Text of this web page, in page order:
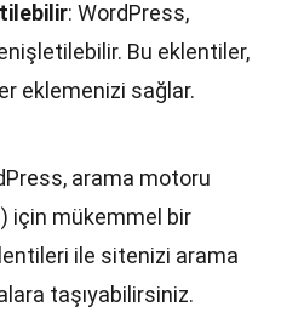
: WordPress,
Bu eklentiler,
eklemenizi sağlar.
arama motoru
için mükemmel bir
ile sitenizi arama
taşıyabilirsiniz.